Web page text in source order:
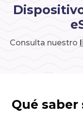
Consulta nuestro
Qué saber